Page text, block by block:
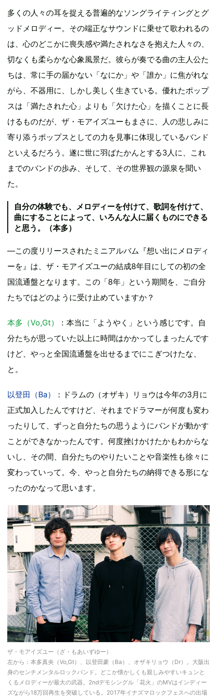
多くの人々の耳を捉える普遍的なソングライティングとグ
ッドメロディー。その端正なサウンドに乗せて歌われるの
は、心のどこかに喪失感や満たされなさを抱えた人々の、
切なくも柔らかな心象風景だ。彼らが奏でる曲の主人公た
ちは、常に手の届かない「なにか」や「誰か」に焦がれな
がら、不器用に、しかし美しく生きている。優れたポップ
スは「満たされた心」よりも「欠けた心」を描くことに長
けるものだが、ザ・モアイズユーもまさに、人の悲しみに
寄り添うポップスとしての力を見事に体現しているバンド
といえるだろう。遂に世に羽ばたかんとする3人に、これ
までのバンドの歩み、そして、その世界観の源泉を聞い
た。
自分の体験でも、メロディーを付けて、歌詞を付けて、
曲にすることによって、いろんな人に届くものにできる
と思う。（本多）
—この度リリースされたミニアルバム『想い出にメロディ
ーを』は、ザ・モアイズユーの結成8年目にしての初の全
国流通盤となります。この「8年」という期間を、ご自分
たちではどのように受け止めていますか？
本多（Vo,Gt）
：本当に「ようやく」という感じです。自
分たちが思っていた以上に時間はかかってしまったんです
けど、やっと全国流通盤を出せるまでにこぎつけたな、
と。
以登田（Ba）
：ドラムの（オザキ）リョウは今年の3月に
正式加入したんですけど、それまでドラマーが何度も変わ
ったりして、ずっと自分たちの思うようにバンドが動かす
ことができなかったんです。何度挫けかけたかもわからな
いし、その間、自分たちのやりたいことや音楽性も徐々に
変わっていって。今、やっと自分たちの納得できる形にな
ったのかなって思います。
ザ・モアイズユー（ざ・もあいずゆー）
左から：本多真央（Vo,Gt）、以登田豪（Ba）、オザキリョウ（Dr）。大阪出
身のセンチメンタルロックバンド。どこか懐かしくも親しみやすいキュンと
くるメロディーが最大の武器。2ndデモシングル「花火」のMVはインディー
ズながら18万回再生を突破している。2017年イナズマロックフェスへの出場